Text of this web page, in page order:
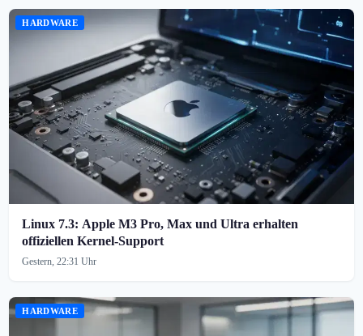
HARDWARE
Linux 7.3: Apple M3 Pro, Max und Ultra erhalten
offiziellen Kernel-Support
Gestern, 22:31 Uhr
HARDWARE